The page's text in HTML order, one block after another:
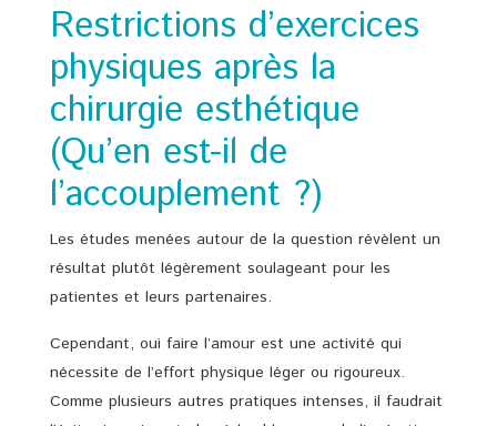
Restrictions d’exercices
physiques après la
chirurgie esthétique
(Qu’en est-il de
l’accouplement ?)
Les études menées autour de la question révèlent un
résultat plutôt légèrement soulageant pour les
patientes et leurs partenaires.
Cependant, oui faire l’amour est une activité qui
nécessite de l’effort physique léger ou rigoureux.
Comme plusieurs autres pratiques intenses, il faudrait